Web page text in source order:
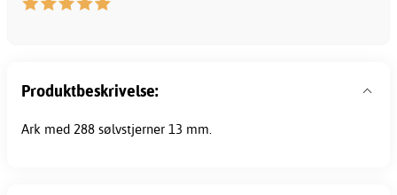
Produktbeskrivelse:
Ark med 288 sølvstjerner 13 mm.